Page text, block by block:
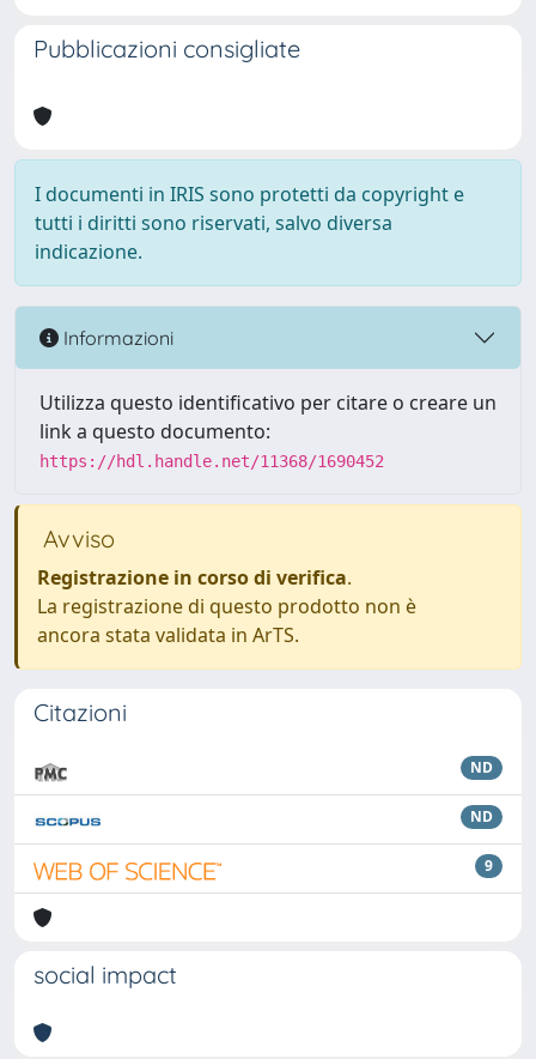
Pubblicazioni consigliate
I documenti in IRIS sono protetti da copyright e
tutti i diritti sono riservati, salvo diversa
indicazione.
Informazioni
Utilizza questo identificativo per citare o creare un
link a questo documento:
https://hdl.handle.net/11368/1690452
Avviso
Registrazione in corso di verifica.
La registrazione di questo prodotto non è
ancora stata validata in ArTS.
Citazioni
ND
ND
9
social impact